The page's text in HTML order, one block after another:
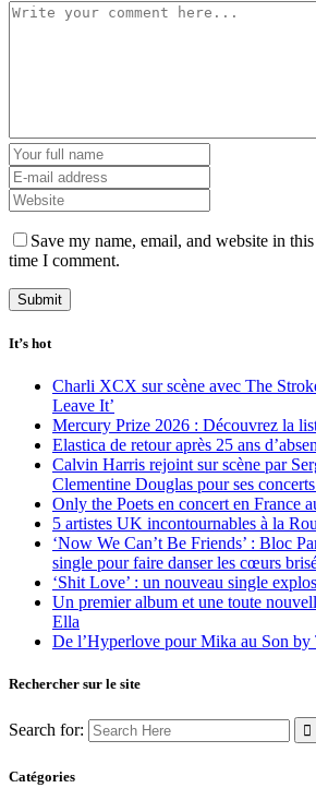
Save my name, email, and website in
time I comment.
It’s hot
Charli XCX sur scène avec The
Leave It’
Mercury Prize 2026 : Découvrez la
Elastica de retour après 25 ans
Calvin Harris rejoint sur scène par
Clementine Douglas pour ses
Only the Poets en concert en France
5 artistes UK incontournables à la
‘Now We Can’t Be Friends’ : Bloc
single pour faire danser les cœurs
‘Shit Love’ : un nouveau single
Un premier album et une toute
Ella
De l’Hyperlove pour Mika au Son by
Rechercher sur le site
Search for:
Catégories